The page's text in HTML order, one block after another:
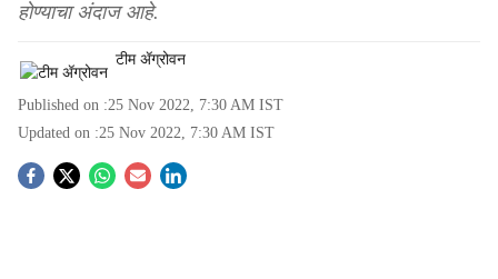
होण्याचा अंदाज आहे.
टीम ॲग्रोवन
Published on :25 Nov 2022, 7:30 AM IST
Updated on :25 Nov 2022, 7:30 AM IST
S